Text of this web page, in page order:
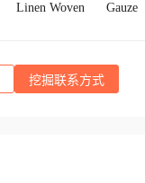
Linen Woven Gauze
挖掘联系方式